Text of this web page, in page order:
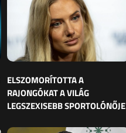
ELSZOMORÍTOTTA A
RAJONGÓKAT A VILÁG
LEGSZEXISEBB SPORTOLÓNŐJE